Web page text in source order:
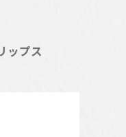
ップス